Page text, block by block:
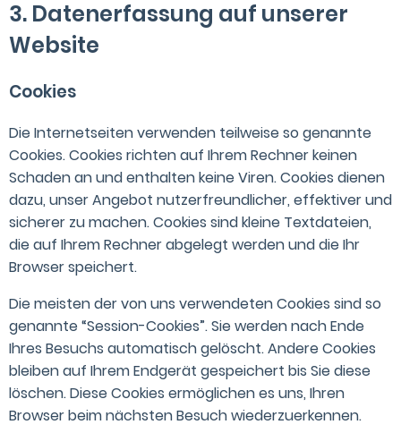
3. Datenerfassung auf unserer
Website
Cookies
Die Internetseiten verwenden teilweise so genannte
Cookies. Cookies richten auf Ihrem Rechner keinen
Schaden an und enthalten keine Viren. Cookies dienen
dazu, unser Angebot nutzerfreundlicher, effektiver und
sicherer zu machen. Cookies sind kleine Textdateien,
die auf Ihrem Rechner abgelegt werden und die Ihr
Browser speichert.
Die meisten der von uns verwendeten Cookies sind so
genannte “Session-Cookies”. Sie werden nach Ende
Ihres Besuchs automatisch gelöscht. Andere Cookies
bleiben auf Ihrem Endgerät gespeichert bis Sie diese
löschen. Diese Cookies ermöglichen es uns, Ihren
Browser beim nächsten Besuch wiederzuerkennen.